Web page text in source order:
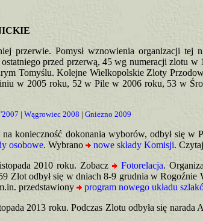
przerwie. Pomysł wznowienia organizacji tej
przed przerwą, 45 wg numeracji zlotu w
Tomyślu. Kolejne Wielkopolskie Zloty
w 2005 roku, 52 w Pile w 2006 roku, 53 w
| Wągrowiec 2008 | Gniezno 2009
konieczność dokonania wyborów, odbył się w
osobowe. Wybrano nowe składy Komisji. Czytaj
2010 roku. Zobacz
Fotorelacja.
Zlot odbył się w dniach 8-9 grudnia w Rogoźnie
przedstawiony program nowego układu
2013 roku. Podczas Zlotu odbyła się narada